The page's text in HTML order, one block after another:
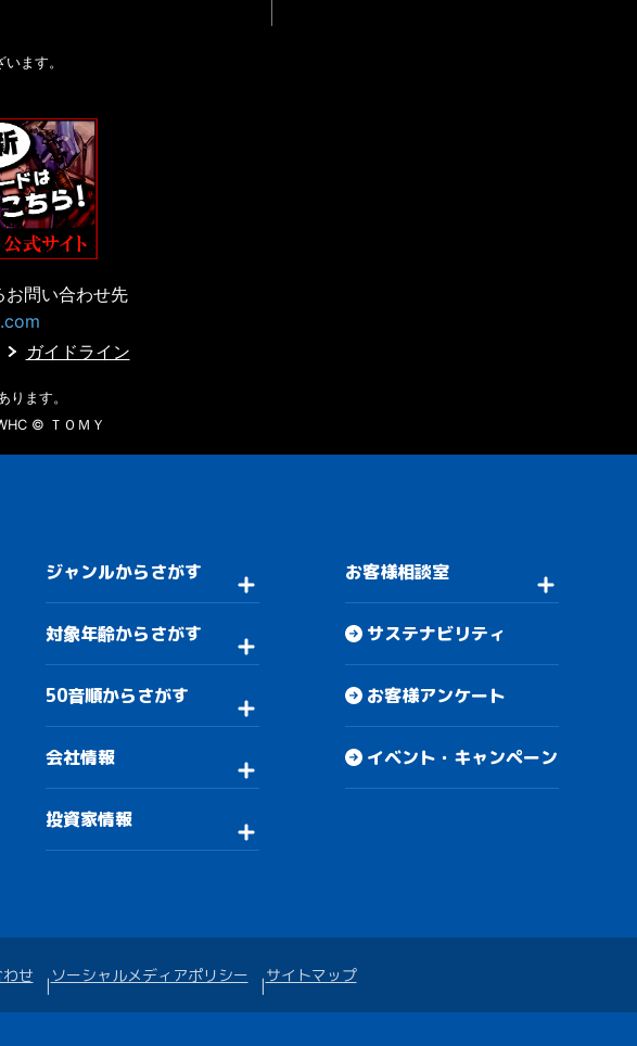
ます。
お問い合わせ先
ガイドライン
ります。
© ＴＯＭＹ
ジャンルからさがす
対象年齢からさがす
50音順からさがす
会社情報
投資家情報
お客様相談室
サステナビリティ
お客様アンケート
イベント・キャンペーン
せ ソーシャルメディアポリシー サイトマップ